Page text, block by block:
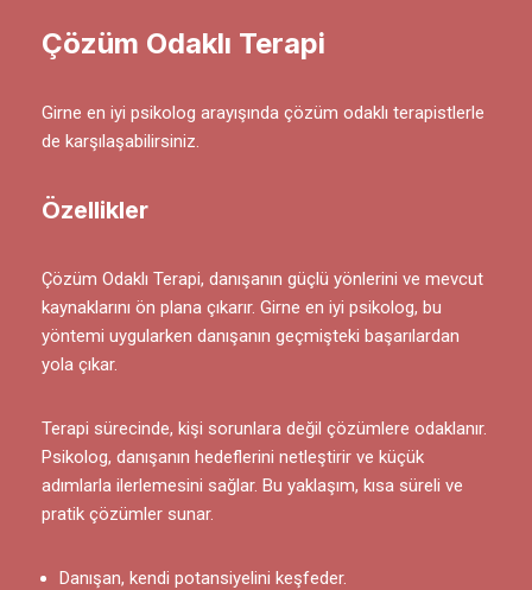
Çözüm Odaklı Terapi
Girne en iyi psikolog arayışında çözüm odaklı terapistlerle
de karşılaşabilirsiniz.
Özellikler
Çözüm Odaklı Terapi, danışanın güçlü yönlerini ve mevcut
kaynaklarını ön plana çıkarır. Girne en iyi psikolog, bu
yöntemi uygularken danışanın geçmişteki başarılardan
yola çıkar.
Terapi sürecinde, kişi sorunlara değil çözümlere odaklanır.
Psikolog, danışanın hedeflerini netleştirir ve küçük
adımlarla ilerlemesini sağlar. Bu yaklaşım, kısa süreli ve
pratik çözümler sunar.
Danışan, kendi potansiyelini keşfeder.